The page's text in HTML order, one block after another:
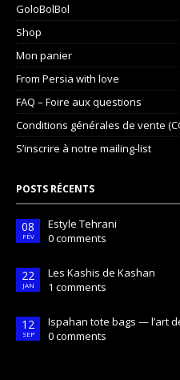
GoloBolBol
Shop
Mon panier
From Persia with love
FAQ – Foire aux questions
Conditions générales de vente
S’inscrire à notre mailing-list
POSTS RÉCENTS
08
FÉV
Estyle Tehrani
0 comments
22
JAN
Les Kashis de Kashan
1 comments
12
SEP
Ispahan tote bags — l’art
0 comments